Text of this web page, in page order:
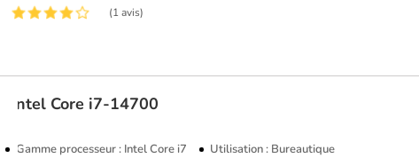
(1 avis)
Intel Core i7-14700
Gamme processeur : Intel Core i7
Utilisation : Bureautique